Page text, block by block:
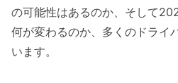
の可能性はあるのか、そして
何が変わるのか、多くのドライ
います。